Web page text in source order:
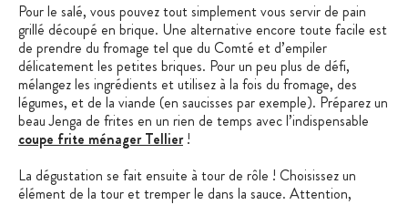
Pour le salé, vous pouvez tout simplement vous servir de pain
grillé découpé en brique. Une alternative encore toute facile est
de prendre du fromage tel que du Comté et d’empiler
délicatement les petites briques. Pour un peu plus de défi,
mélangez les ingrédients et utilisez à la fois du fromage, des
légumes, et de la viande (en saucisses par exemple). Préparez un
beau Jenga de frites en un rien de temps avec l’indispensable
coupe frite ménager Tellier!
La dégustation se fait ensuite à tour de rôle ! Choisissez un
élément de la tour et tremper le dans la sauce. Attention,